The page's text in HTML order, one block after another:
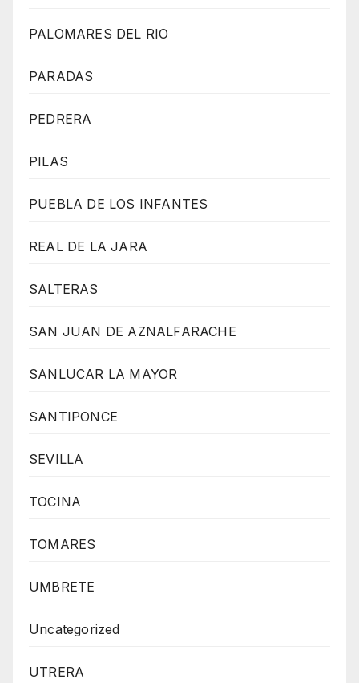
PALOMARES DEL RIO
PARADAS
PEDRERA
PILAS
PUEBLA DE LOS INFANTES
REAL DE LA JARA
SALTERAS
SAN JUAN DE AZNALFARACHE
SANLUCAR LA MAYOR
SANTIPONCE
SEVILLA
TOCINA
TOMARES
UMBRETE
Uncategorized
UTRERA